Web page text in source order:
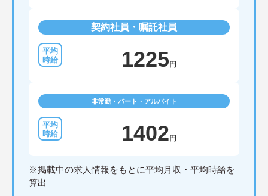
契約社員・嘱託社員
1225 円
非常勤・パート・アルバイト
1402 円
※掲載中の求人情報をもとに平均月収・平均時給を
算出